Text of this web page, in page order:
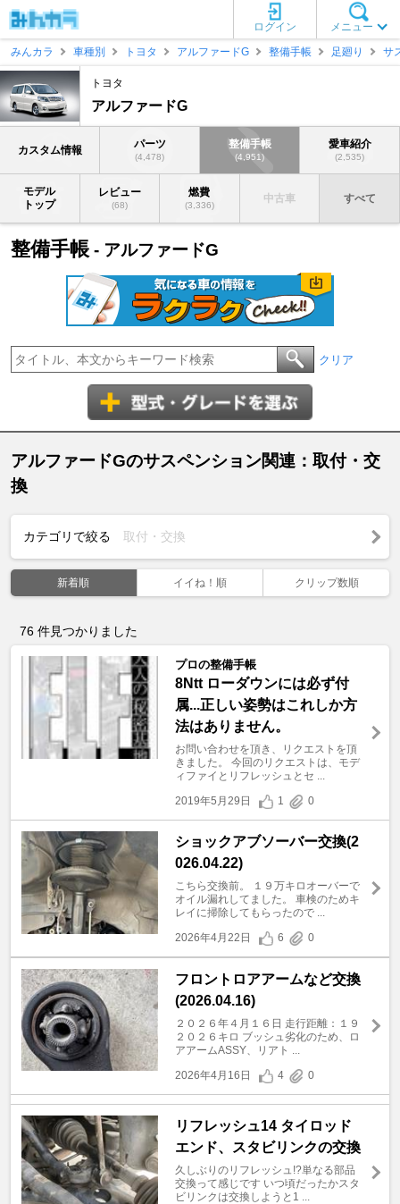
メニュー
ログイン
みんカラ
車種別 トヨタ アルファードG 整備手帳 足廻り サ
トヨタ
アルファードG
カスタム情報 パーツ
(4,478)
整備手帳
(4,951)
愛車紹介
(2,535)
モデル
トップ
レビュー
(68)
燃費
(3,336)
中古車 すべて
整備手帳 - アルファードG
クリア
アルファードGのサスペンション関連：取付・交
換
カテゴリで絞る 取付・交換
新着順 イイね！順 クリップ数順
76 件見つかりました
プロの整備手帳
8Ntt ローダウンには必ず付
属...正しい姿勢はこれしか方
法はありません。
お問い合わせを頂き、リクエストを頂
きました。 今回のリクエストは、モデ
ィファイとリフレッシュとセ ...
2019年5月29日
1 0
ショックアブソーバー交換(2
026.04.22)
こちら交換前。 １９万キロオーバーで
オイル漏れしてました。 車検のためキ
レイに掃除してもらったので ...
2026年4月22日
6 0
フロントロアアームなど交換
(2026.04.16)
２０２６年４月１６日 走行距離：１９
２０２６キロ ブッシュ劣化のため、ロ
アアームASSY、リアト ...
2026年4月16日
4 0
リフレッシュ14 タイロッド
エンド、スタビリンクの交換
久しぶりのリフレッシュ!?単なる部品
交換って感じです いつ頃だったかスタ
ビリンクは交換しようと1 ...